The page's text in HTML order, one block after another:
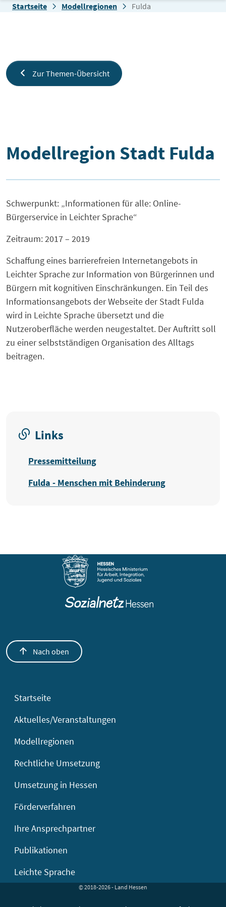
Zum Inhalt springen
Startseite Modellregionen Fulda
Zur Themen-Übersicht
Fulda
Modellregion Stadt Fulda
Schwerpunkt: „Informationen für alle: Online-
Bürgerservice in Leichter Sprache“
Zeitraum: 2017 – 2019
Schaffung eines barrierefreien Internetangebots in
Leichter Sprache zur Information von Bürgerinnen und
Bürgern mit kognitiven Einschränkungen. Ein Teil des
Informationsangebots der Webseite der Stadt Fulda
wird in Leichte Sprache übersetzt und die
Nutzeroberfläche werden neugestaltet. Der Auftritt soll
zu einer selbstständigen Organisation des Alltags
beitragen.
Links
Pressemitteilung
Fulda - Menschen mit Behinderung
Startseite
Aktuelles/Veranstaltungen
Modellregionen
Rechtliche Umsetzung
Umsetzung in Hessen
Förderverfahren
Ihre Ansprechpartner
Publikationen
Leichte Sprache
Nach oben
© 2018-2026 - Land Hessen